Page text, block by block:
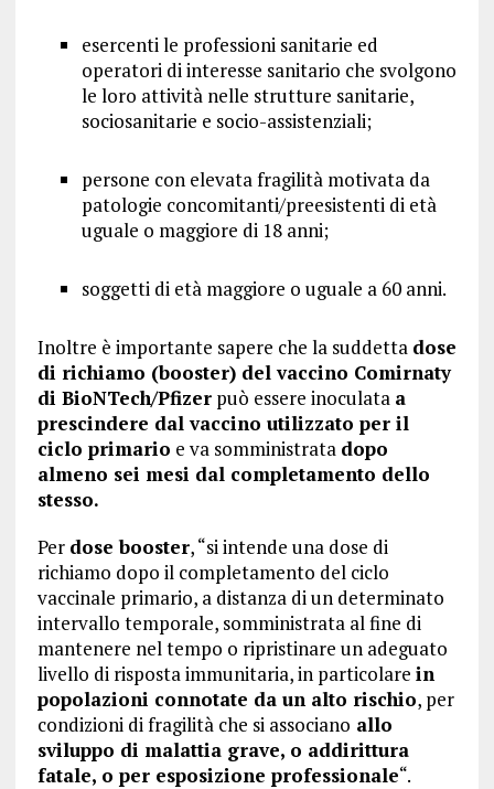
esercenti le professioni sanitarie ed
operatori di interesse sanitario che svolgono
le loro attività nelle strutture sanitarie,
sociosanitarie e socio-assistenziali;
persone con elevata fragilità motivata da
patologie concomitanti/preesistenti di età
uguale o maggiore di 18 anni;
soggetti di età maggiore o uguale a 60 anni.
Inoltre è importante sapere che la suddetta dose
di richiamo (booster) del vaccino Comirnaty
di BioNTech/Pfizerpuò essere inoculata a
prescindere dal vaccino utilizzato per il
ciclo primario e va somministrata dopo
almeno sei mesi dal completamento dello
stesso.
Per dose booster, “si intende una dose di
richiamo dopo il completamento del ciclo
vaccinale primario, a distanza di un determinato
intervallo temporale, somministrata al fine di
mantenere nel tempo o ripristinare un adeguato
livello di risposta immunitaria, in particolare in
popolazioni connotate da un alto rischio, per
condizioni di fragilità che si associano allo
sviluppo di malattia grave, o addirittura
fatale, o per esposizione professionale“.